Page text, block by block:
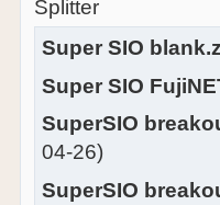
Super SIO
Super SIO
SuperSIO
04-26)
SuperSIO